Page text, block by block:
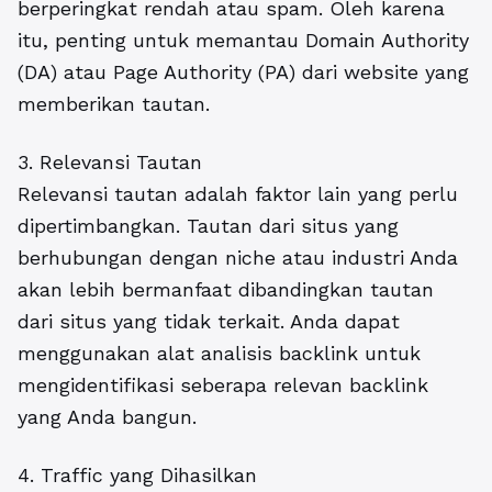
berperingkat rendah atau spam. Oleh karena
itu, penting untuk memantau Domain Authority
(DA) atau Page Authority (PA) dari website yang
memberikan tautan.
3. Relevansi Tautan
Relevansi tautan adalah faktor lain yang perlu
dipertimbangkan. Tautan dari situs yang
berhubungan dengan niche atau industri Anda
akan lebih bermanfaat dibandingkan tautan
dari situs yang tidak terkait. Anda dapat
menggunakan alat analisis backlink untuk
mengidentifikasi seberapa relevan backlink
yang Anda bangun.
4. Traffic yang Dihasilkan